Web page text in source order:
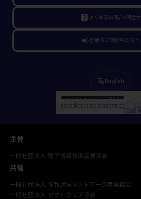
live_help よくある質問/お問合せ
campaign出展をご検討中の方へ
translateEnglish
主催
一般社団法人 電子情報技術産業協会
共催
一般社団法人 情報通信ネットワーク産業協会
一般社団法人 ソフトウェア協会